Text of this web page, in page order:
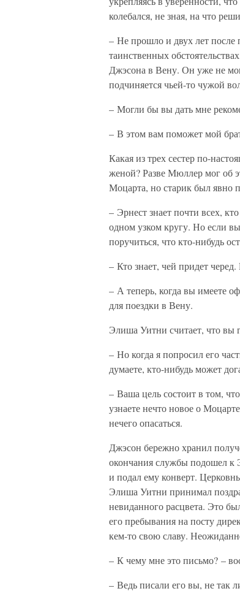
колебался, не зная, на что
– Не прошло и двух лет
таинственных
Джэсона в Вену. Он уже не
подчиняется чьей-то чужой
– Могли бы вы дать мне
– В этом вам поможет мой
Какая из трех сестер по-
женой? Разве Мюллер мог об
Моцарта, но старик был явно
– Эрнест знает почти всех,
одном узком кругу. Но если
поручиться, что кто-нибудь
– Кто знает, чей придет
– А теперь, когда вы имеете
для поездки в Вену.
Элиша Уитни считает, что вы
– Но когда я попросил его
думаете, кто-нибудь может
– Ваша цель состоит в том,
узнаете нечто новое о
нечего опасаться.
Джэсон бережно хранил
окончания службы подошел к
и подал ему конверт.
Элиша Уитни принимал
невиданного расцвета. Это
его пребывания на посту
кем-то свою славу.
– К чему мне это письмо? –
– Ведь писали его вы, не так